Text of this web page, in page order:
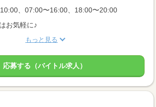
、07:00〜16:00、18:00〜20:00
お気軽に♪
もっと見る
応募する（バイトル求人）